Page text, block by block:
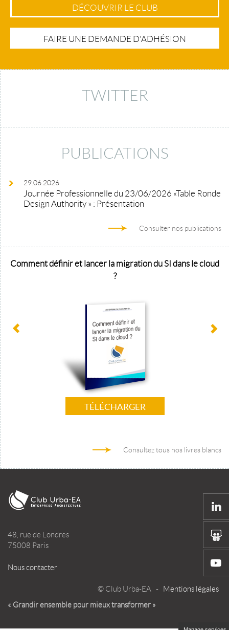
DÉCOUVRIR LE CLUB
FAIRE UNE DEMANDE D'ADHÉSION
TWITTER
PUBLICATIONS
29.06.2026
Journée Professionnelle du 23/06/2026 «Table Ronde
Design Authority » : Présentation
Consulter nos publications
Comment définir et lancer la migration du SI dans le cloud
?
TÉLÉCHARGER
Consultez tous nos livres blancs
48, rue de Londres
75008 Paris
Nous contacter
© Club Urba-EA -
Mentions légales
« Grandir ensemble pour mieux transformer »